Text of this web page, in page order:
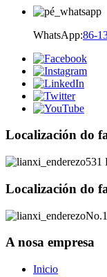
WhatsApp:86-
Localización do
531
Localización do
A nosa empresa
Inicio